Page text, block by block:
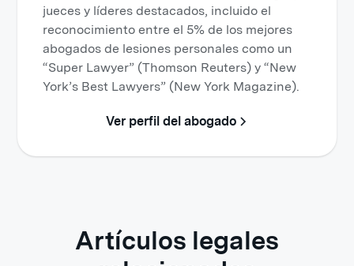
jueces y líderes destacados, incluido el
reconocimiento entre el 5% de los mejores
abogados de lesiones personales como un
“Super Lawyer” (Thomson Reuters) y “New
York’s Best Lawyers” (New York Magazine).
Ver perfil del abogado
Artículos legales